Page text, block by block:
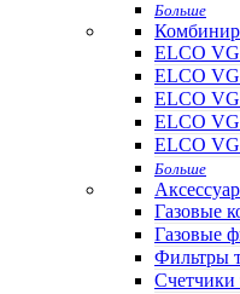
Больше
ELCO
ELCO
ELCO
ELCO
ELCO
Больше
Газовые
Газовые
Фильтры
Счетчики